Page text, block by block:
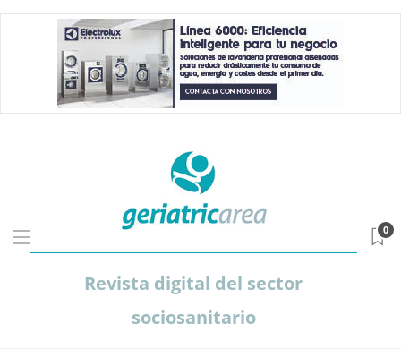
Revista digital del sector
sociosanitario
0